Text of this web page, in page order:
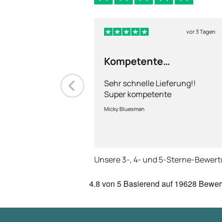
vor 3 Tagen
Kompetente
Sehr schnelle Lieferung!!
Super kompetente
Abhandlung!
Micky Bluesman
Unsere 3-, 4- und 5-Sterne-
4.8 von 5 Basierend auf19628